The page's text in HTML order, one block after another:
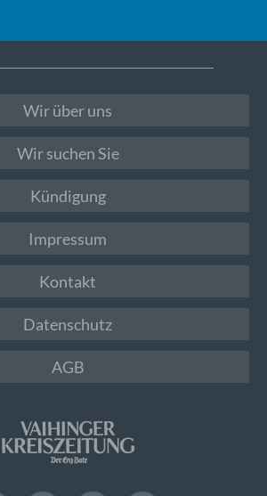
Wir über uns
Wir suchen Sie
Kündigung
Impressum
Kontakt
Datenschutz
AGB